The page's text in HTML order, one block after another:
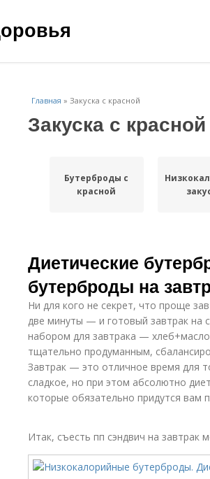
Главная » Закуска с красной
Закуска с красной
Бутерброды с
красной
Диетические
бутерброды на
Ни для кого не секрет, что проще
две минуты — и готовый завтрак на
набором для завтрака —
тщательно продуманным,
Завтрак — это отличное время для
сладкое, но при этом абсолютно
которые обязательно придутся вам
Итак, съесть пп сэндвич на завтрак